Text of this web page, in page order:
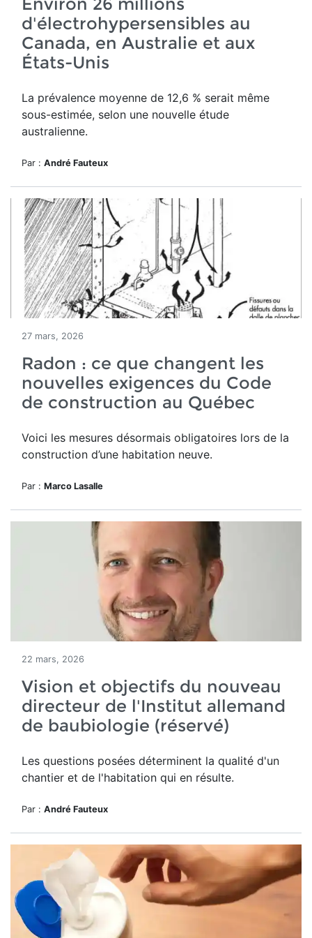
d'électrohypersensibles au
Canada, en Australie et aux
États-Unis
La prévalence moyenne de 12,6 % serait même
sous-estimée, selon une nouvelle étude
australienne.
Par : André Fauteux
27 mars, 2026
Radon : ce que changent les
nouvelles exigences du Code
de construction au Québec
Voici les mesures désormais obligatoires lors de la
construction d’une habitation neuve.
Par : Marco Lasalle
22 mars, 2026
Vision et objectifs du nouveau
directeur de l'Institut allemand
de baubiologie (réservé)
Les questions posées déterminent la qualité d'un
chantier et de l'habitation qui en résulte.
Par : André Fauteux